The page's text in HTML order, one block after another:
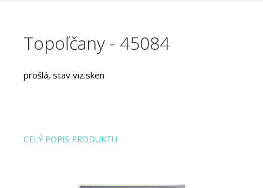
Topoľčany - 45084
prošlá, stav viz.sken
CELÝ POPIS PRODUKTU